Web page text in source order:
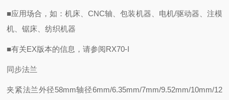
■应用场合，如：机床、CNC轴、包装机器、电机/驱动器、注模
机、锯床、纺织机器
■有关EX版本的信息，请参阅RX70-I
同步法兰
夹紧法兰外径58mm轴径6mm/6.35mm/7mm/9.52mm/10mm/12